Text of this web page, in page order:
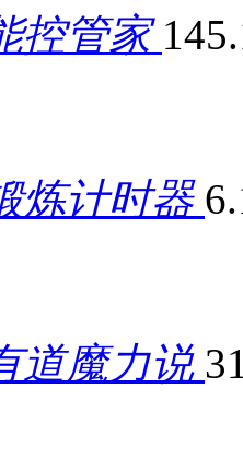
控管家
炼计时器
道魔力说